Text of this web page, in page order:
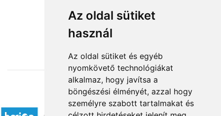
Az oldal sütiket
használ
Az oldal sütiket és egyéb
nyomkövető technológiákat
alkalmaz, hogy javítsa a
böngészési élményét, azzal hogy
személyre szabott tartalmakat és
from HUF11,520
Accepted payment methods